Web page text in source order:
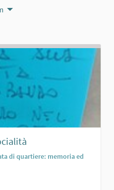
di quartiere: memoria ed